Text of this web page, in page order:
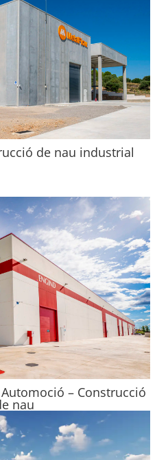
de nau industrial
– Construcció
nau